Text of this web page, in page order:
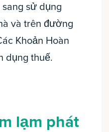
sử dụng
và trên đường
Khoản Hoàn
dụng thuế.
lạm phát